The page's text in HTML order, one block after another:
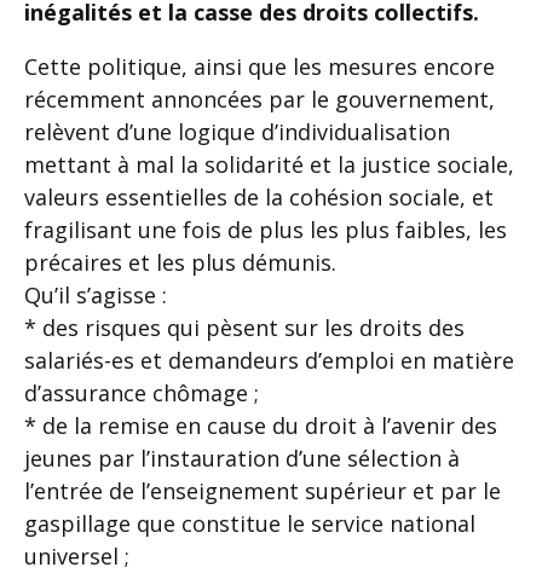
inégalités et la casse des droits collectifs.
Cette politique, ainsi que les mesures encore
récemment annoncées par le gouvernement,
relèvent d’une logique d’individualisation
mettant à mal la solidarité et la justice sociale,
valeurs essentielles de la cohésion sociale, et
fragilisant une fois de plus les plus faibles, les
précaires et les plus démunis.
Qu’il s’agisse :
* des risques qui pèsent sur les droits des
salariés-es et demandeurs d’emploi en matière
d’assurance chômage ;
* de la remise en cause du droit à l’avenir des
jeunes par l’instauration d’une sélection à
l’entrée de l’enseignement supérieur et par le
gaspillage que constitue le service national
universel ;